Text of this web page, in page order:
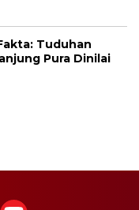
Tuduhan
Pura Dinilai